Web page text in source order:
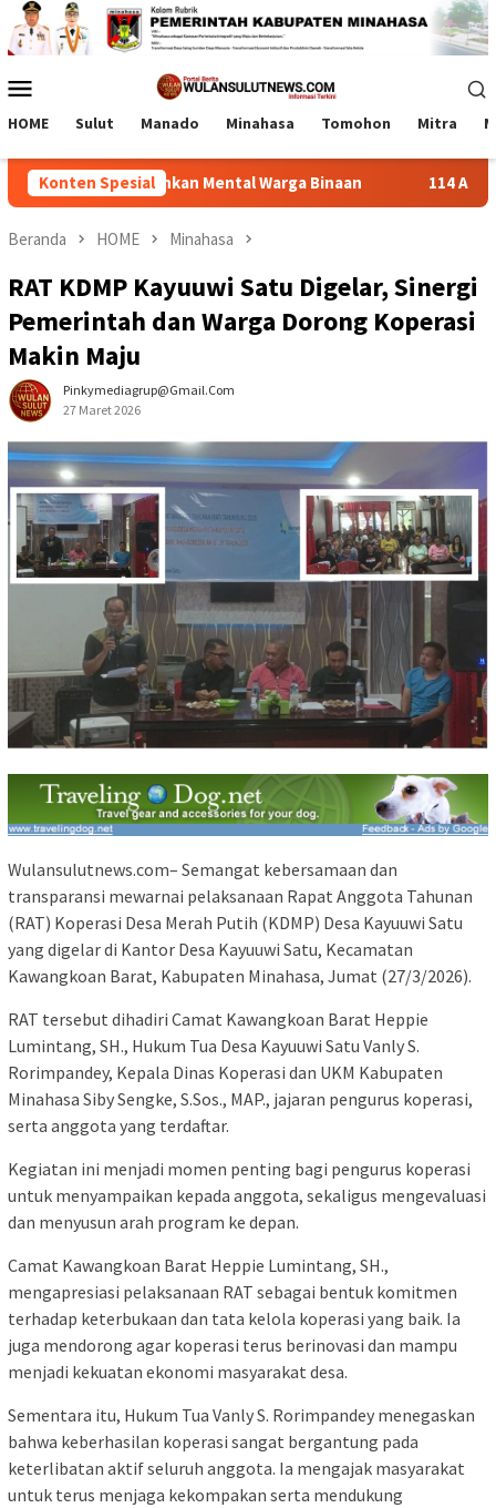
Loncat
ke
konten
Mobile
HOME Sulut Manado Minahasa Tomohon Mitra
Konten Spesial
Pulihkan Mental Warga Binaan 114 ASN Dilantik
Beranda HOME Minahasa
RAT KDMP Kayuuwi Satu Digelar, Sinergi
Pemerintah dan Warga Dorong Koperasi
Makin Maju
Pinkymediagrup@gmail.com
27 Maret 2026
Wulansulutnews.com– Semangat kebersamaan dan
transparansi mewarnai pelaksanaan Rapat Anggota Tahunan
(RAT) Koperasi Desa Merah Putih (KDMP) Desa Kayuuwi Satu
yang digelar di Kantor Desa Kayuuwi Satu, Kecamatan
Kawangkoan Barat, Kabupaten Minahasa, Jumat (27/3/2026).
RAT tersebut dihadiri Camat Kawangkoan Barat Heppie
Lumintang, SH., Hukum Tua Desa Kayuuwi Satu Vanly S.
Rorimpandey, Kepala Dinas Koperasi dan UKM Kabupaten
Minahasa Siby Sengke, S.Sos., MAP., jajaran pengurus koperasi,
serta anggota yang terdaftar.
Kegiatan ini menjadi momen penting bagi pengurus koperasi
untuk menyampaikan kepada anggota, sekaligus mengevaluasi
dan menyusun arah program ke depan.
Camat Kawangkoan Barat Heppie Lumintang, SH.,
mengapresiasi pelaksanaan RAT sebagai bentuk komitmen
terhadap keterbukaan dan tata kelola koperasi yang baik. Ia
juga mendorong agar koperasi terus berinovasi dan mampu
menjadi kekuatan ekonomi masyarakat desa.
Sementara itu, Hukum Tua Vanly S. Rorimpandey menegaskan
bahwa keberhasilan koperasi sangat bergantung pada
keterlibatan aktif seluruh anggota. Ia mengajak masyarakat
untuk terus menjaga kekompakan serta mendukung